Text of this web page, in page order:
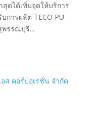
ดได้เพิ่มจุดให้บริการ
การผลิต TECO PU
พรรณบุรี...